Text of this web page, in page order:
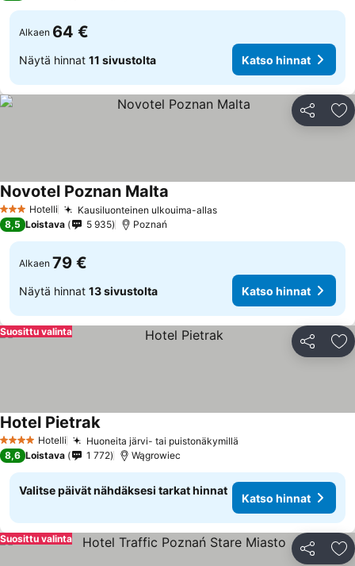
Alkaen 64 €
Näytä hinnat 11 sivustolta Katso hinnat
Jaa
3 Tähtiluokitus
Hotelli Kausiluonteinen ulkouima-allas
Novotel Poznan Malta
8,5 Loistava 5 935 Poznań
Alkaen 79 €
Näytä hinnat 13 sivustolta Katso hinnat
Jaa
Suosittu valinta
4 Tähtiluokitus
Hotelli Huoneita järvi- tai puistonäkymillä
Hotel Pietrak
8,6 Loistava 1 772 Wągrowiec
Valitse päivät nähdäksesi tarkat hinnat
Katso hinnat
Jaa
Suosittu valinta